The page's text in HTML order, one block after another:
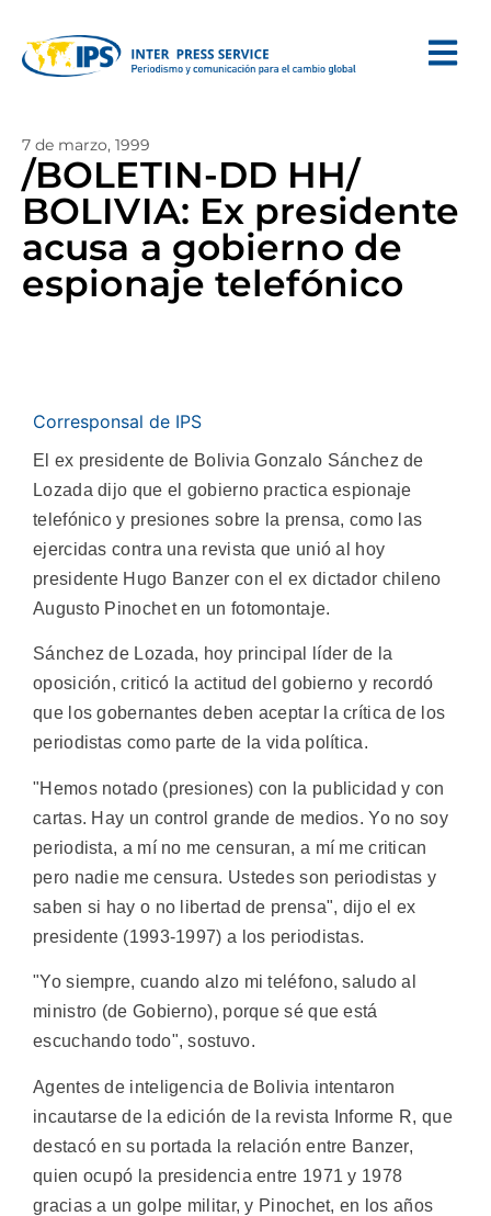
7 de marzo, 1999
/BOLETIN-DD HH/
BOLIVIA: Ex presidente
acusa a gobierno de
espionaje telefónico
Corresponsal de IPS
El ex presidente de Bolivia Gonzalo Sánchez de
Lozada dijo que el gobierno practica espionaje
telefónico y presiones sobre la prensa, como las
ejercidas contra una revista que unió al hoy
presidente Hugo Banzer con el ex dictador chileno
Augusto Pinochet en un fotomontaje.
Sánchez de Lozada, hoy principal líder de la
oposición, criticó la actitud del gobierno y recordó
que los gobernantes deben aceptar la crítica de los
periodistas como parte de la vida política.
"Hemos notado (presiones) con la publicidad y con
cartas. Hay un control grande de medios. Yo no soy
periodista, a mí no me censuran, a mí me critican
pero nadie me censura. Ustedes son periodistas y
saben si hay o no libertad de prensa", dijo el ex
presidente (1993-1997) a los periodistas.
"Yo siempre, cuando alzo mi teléfono, saludo al
ministro (de Gobierno), porque sé que está
escuchando todo", sostuvo.
Agentes de inteligencia de Bolivia intentaron
incautarse de la edición de la revista Informe R, que
destacó en su portada la relación entre Banzer,
quien ocupó la presidencia entre 1971 y 1978
gracias a un golpe militar, y Pinochet, en los años